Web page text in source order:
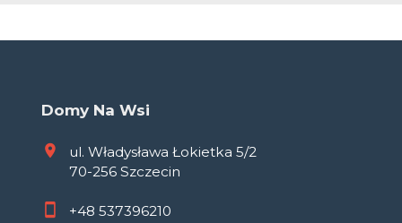
Domy Na Wsi
ul. Władysława Łokietka 5/2
70-256 Szczecin
+48 537396210